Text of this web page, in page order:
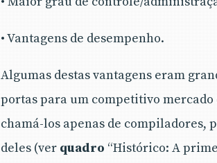
• Vantagens de desempenho.
Algumas destas vantagens eram
portas para um competitivo mercado
chamá-los apenas de
deles (ver quadro “Histórico: A